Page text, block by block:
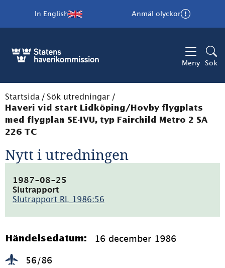
In English Anmäl olyckor
Meny Sök
Startsida / Sök utredningar /
Haveri vid start Lidköping/Hovby flygplats
med flygplan SE-IVU, typ Fairchild Metro 2 SA
226 TC
Nytt i utredningen
1987-08-25
Slutrapport
Slutrapport RL 1986:56
6.7MB)
Händelsedatum: 16 december 1986
56/86